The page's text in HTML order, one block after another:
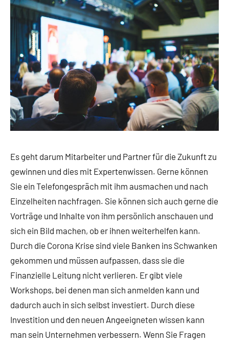
Es geht darum Mitarbeiter und Partner für die Zukunft zu
gewinnen und dies mit Expertenwissen. Gerne können
Sie ein Telefongespräch mit ihm ausmachen und nach
Einzelheiten nachfragen. Sie können sich auch gerne die
Vorträge und Inhalte von ihm persönlich anschauen und
sich ein Bild machen, ob er ihnen weiterhelfen kann.
Durch die Corona Krise sind viele Banken ins Schwanken
gekommen und müssen aufpassen, dass sie die
Finanzielle Leitung nicht verlieren. Er gibt viele
Workshops, bei denen man sich anmelden kann und
dadurch auch in sich selbst investiert. Durch diese
Investition und den neuen Angeeigneten wissen kann
man sein Unternehmen verbessern. Wenn Sie Fragen